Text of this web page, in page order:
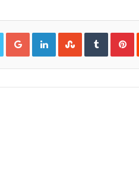
Google+LinkedInStumbleUpon
Tumblr